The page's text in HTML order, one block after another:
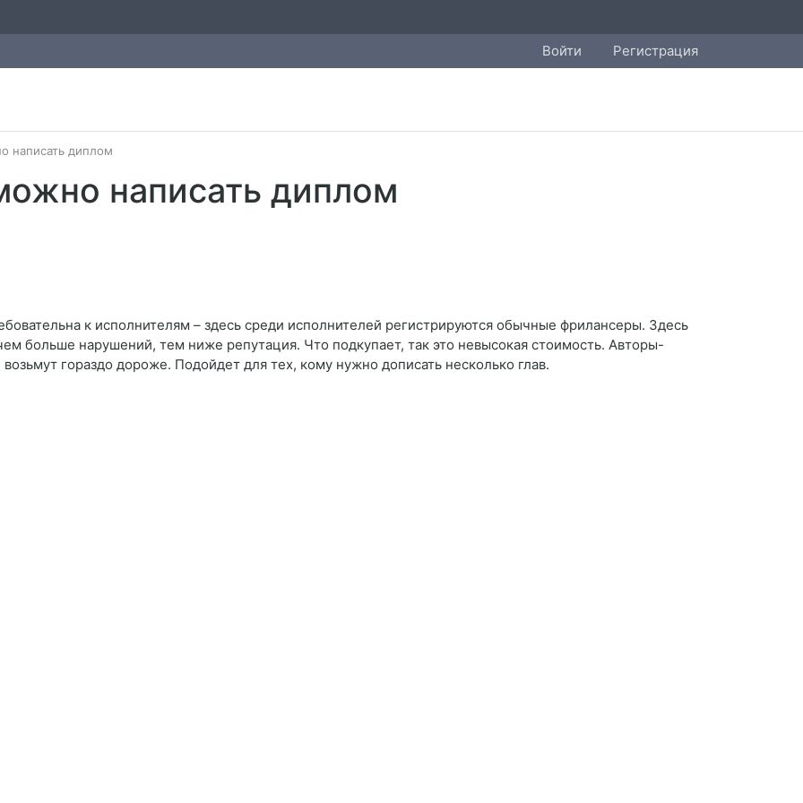
Войти Регистрация
написать диплом
написать диплом
к исполнителям – здесь среди исполнителей регистрируются обычные фрилансеры. Здесь
больше нарушений, тем ниже репутация. Что подкупает, так это невысокая стоимость. Авторы-
гораздо дороже. Подойдет для тех, кому нужно дописать несколько глав.